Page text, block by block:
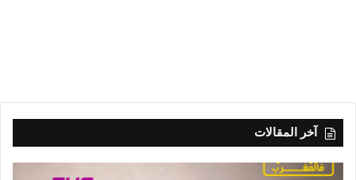
آخر المقالات